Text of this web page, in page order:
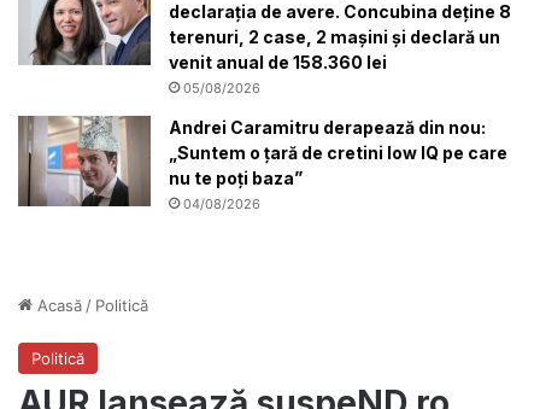
declarația de avere. Concubina deține 8
terenuri, 2 case, 2 mașini și declară un
venit anual de 158.360 lei
05/08/2026
Andrei Caramitru derapează din nou:
„Suntem o țară de cretini low IQ pe care
nu te poți baza”
04/08/2026